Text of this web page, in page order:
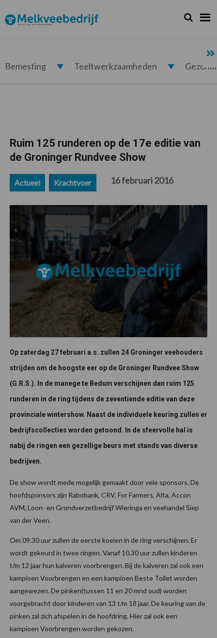
de
hoofdnavigatie
de
hoofd
de
eerste
de
voettekst
Melkveebedrijf.nl Zoeken...
Zoek
Bemesting Teeltwerkzaamheden
Ruim 125 runderen op de 17e editie van
de Groninger Rundvee Show
Actueel Krachtvoer 16 februari 2016
Op zaterdag 27 februari a.s. zullen 24 Groninger veehouders
strijden om de hoogste eer op de Groninger Rundvee Show
(G.R.S.). In de manege te Bedum verschijnen dan ruim 125
runderen in de ring tijdens de zeventiende editie van deze
provinciale wintershow. Naast de individuele keuring zullen er
bedrijfscollecties worden getoond. In de sfeervolle hal is
nabij de ringen een gezellige beurs met stands van diverse
bedrijven.
De show wordt mede mogelijk gemaakt door vele sponsors. De
hoofdsponsors zijn Rabobank, CRV, For Farmers, Alta, Accon
AVM, Loon- en Grondverzetbedrijf Wieringa en veehandel Siep
van der Veen.
Om 09.30 uur zullen de eerste koeien in de ring verschijnen. Er
wordt gekeurd in twee ringen. Vanaf 10.30 uur zullen kinderen
t/m 12 jaar hun kalveren voorbrengen. Bij de kalveren zal ook een
kampioen Voorbrengen en een kampioen Beste Toilet worden
aangewezen. De pinken(tussen 11 en 20 mnd oud) worden
voorgebracht door kinderen van 13 t/m 18 jaar. De keuring van de
pinken zal zich afspelen in de hoofdring. Hier zal ook een
kampioen Voorbrengen worden gekozen.